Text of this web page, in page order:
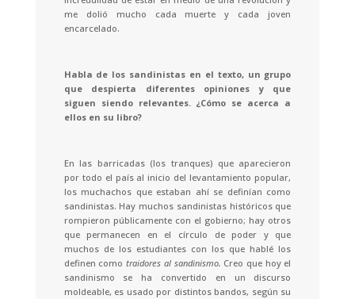
me dolió mucho cada muerte y cada joven
encarcelado.
Habla de los sandinistas en el texto, un grupo
que despierta diferentes opiniones y que
siguen siendo relevantes. ¿Cómo se acerca a
ellos en su libro?
En las barricadas (los tranques) que aparecieron
por todo el país al inicio del levantamiento popular,
los muchachos que estaban ahí se definían como
sandinistas. Hay muchos sandinistas históricos que
rompieron públicamente con el gobierno; hay otros
que permanecen en el círculo de poder y que
muchos de los estudiantes con los que hablé los
definen comotraidores al sandinismo. Creo que hoy el
sandinismo se ha convertido en un discurso
moldeable, es usado por distintos bandos, según su